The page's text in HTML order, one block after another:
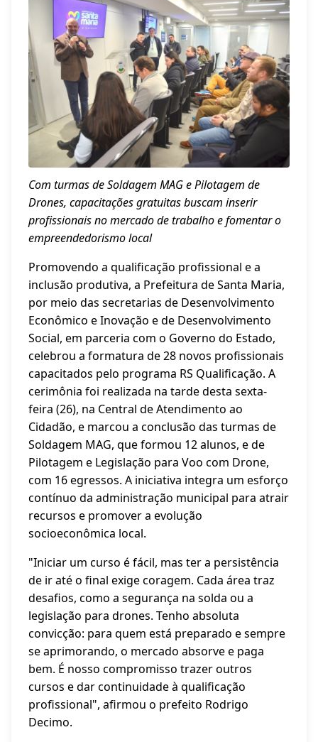
Com turmas de Soldagem MAG e Pilotagem de
Drones, capacitações gratuitas buscam inserir
profissionais no mercado de trabalho e fomentar o
empreendedorismo local
Promovendo a qualificação profissional e a
inclusão produtiva, a Prefeitura de Santa Maria,
por meio das secretarias de Desenvolvimento
Econômico e Inovação e de Desenvolvimento
Social, em parceria com o Governo do Estado,
celebrou a formatura de 28 novos profissionais
capacitados pelo programa RS Qualificação. A
cerimônia foi realizada na tarde desta sexta-
feira (26), na Central de Atendimento ao
Cidadão, e marcou a conclusão das turmas de
Soldagem MAG, que formou 12 alunos, e de
Pilotagem e Legislação para Voo com Drone,
com 16 egressos. A iniciativa integra um esforço
contínuo da administração municipal para atrair
recursos e promover a evolução
socioeconômica local.
"Iniciar um curso é fácil, mas ter a persistência
de ir até o final exige coragem. Cada área traz
desafios, como a segurança na solda ou a
legislação para drones. Tenho absoluta
convicção: para quem está preparado e sempre
se aprimorando, o mercado absorve e paga
bem. É nosso compromisso trazer outros
cursos e dar continuidade à qualificação
profissional", afirmou o prefeito Rodrigo
Decimo.